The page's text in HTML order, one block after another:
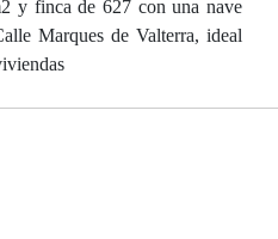
y finca de 627 con una nave
Marques de Valterra, ideal